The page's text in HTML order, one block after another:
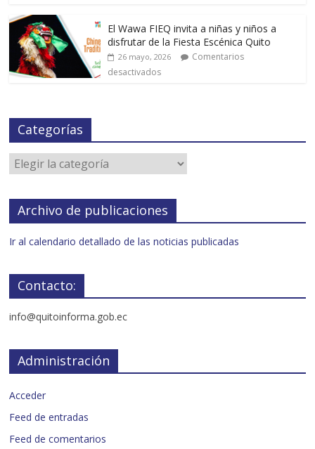
El Wawa FIEQ invita a niñas y niños a
disfrutar de la Fiesta Escénica Quito
26 mayo, 2026
Comentarios
desactivados
Categorías
Archivo de publicaciones
Ir al calendario detallado de las noticias publicadas
Contacto:
info@quitoinforma.gob.ec
Administración
Acceder
Feed de entradas
Feed de comentarios